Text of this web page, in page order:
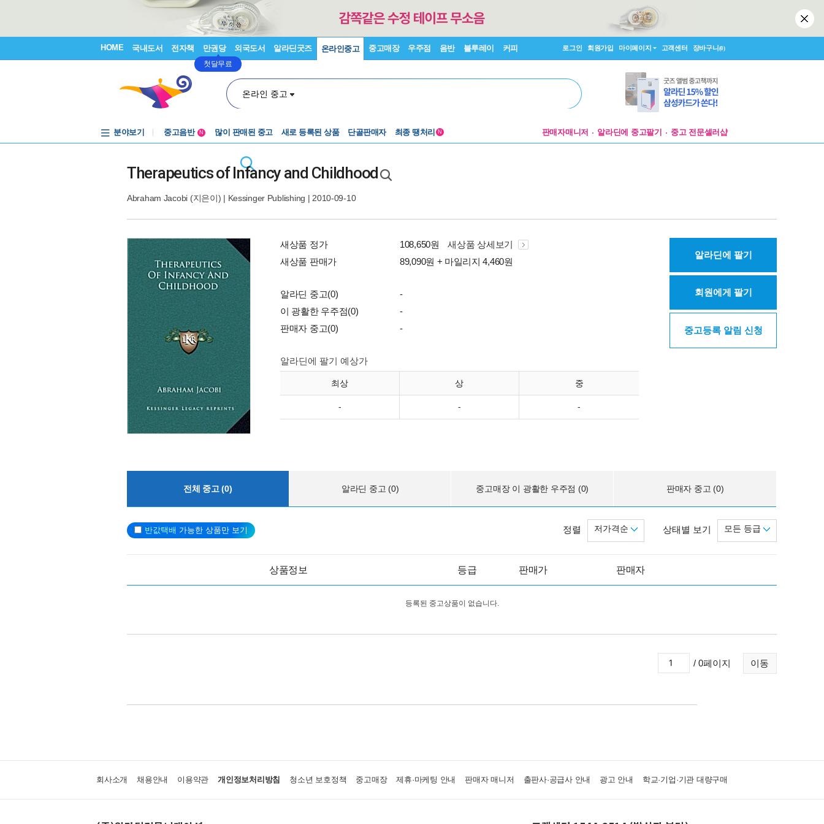
HOME 국내도서 전자책 만권당
첫달무료
외국도서 알라딘굿즈 온라인중고 중고매장 우주점 음반 블루레이 커피 로그인 회원가입 마이페이지 고객센터 장바구니(0)
온라인 중고
분야보기
중고음반
N 많이 판매된 중고 새로 등록된 상품 단골판매자 최종 땡처리 N 판매자매니저 알라딘에 중고팔기 중고 전문셀러샵
Therapeutics of Infancy and Childhood
Abraham Jacobi (지은이) | Kessinger Publishing | 2010-09-10
새상품 정가 108,650원
새상품 상세보기
새상품 판매가
89,090원 + 마일리지 4,460원
알라딘 중고(0)
-
이 광활한 우주점(0)
-
판매자 중고(0)
-
알라딘에 팔기 예상가
최상 상 중
- - -
알라딘에 팔기
회원에게 팔기
중고등록 알림 신청
전체 중고 (0) 알라딘 중고 (0) 중고매장 이 광활한 우주점 (0) 판매자 중고 (0)
반값택배 가능한 상품만 보기 상태별 보기 모든 등급
정렬 저가격순
상품정보 등급 판매가 판매자
등록된 중고상품이 없습니다.
이동
/ 0페이지
회사소개 채용안내 이용약관 개인정보처리방침 청소년 보호정책 중고매장 제휴·마케팅 안내 판매자 매니저 출판사·공급사 안내 광고 안내 학교·기업·기관 대량구매